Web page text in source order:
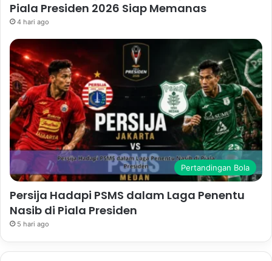
Piala Presiden 2026 Siap Memanas
4 hari ago
Pertandingan Bola
Persija Hadapi PSMS dalam Laga Penentu
Nasib di Piala Presiden
5 hari ago